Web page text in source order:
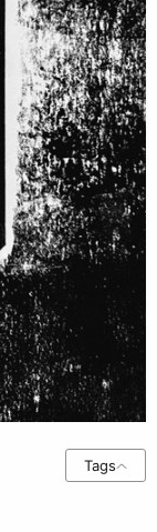
Tags